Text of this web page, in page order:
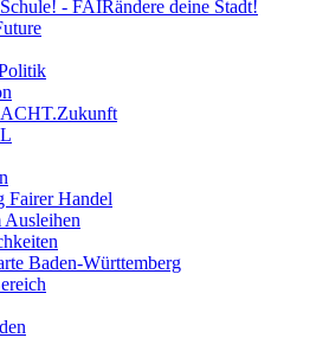
- FAIRändere deine Stadt!
Fairer Handel
Ausleihen
Baden-Württemberg